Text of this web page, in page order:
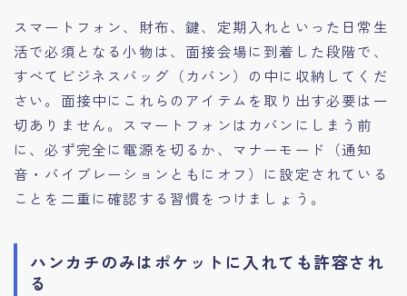
スマートフォン、財布、鍵、定期入れといった日常生
活で必須となる小物は、面接会場に到着した段階で、
すべてビジネスバッグ（カバン）の中に収納してくだ
さい。面接中にこれらのアイテムを取り出す必要は一
切ありません。スマートフォンはカバンにしまう前
に、必ず完全に電源を切るか、マナーモード（通知
音・バイブレーションともにオフ）に設定されている
ことを二重に確認する習慣をつけましょう。
ハンカチのみはポケットに入れても許容され
る